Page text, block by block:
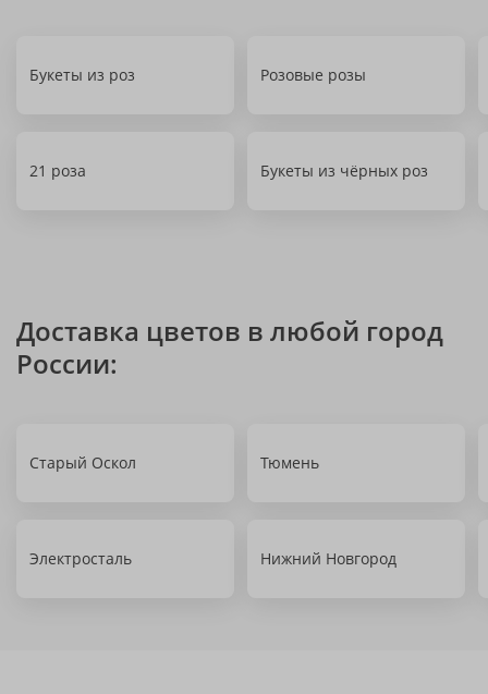
Букеты из роз Розовые розы
21 роза Букеты из чёрных роз
Доставка цветов в любой город
России:
Старый Оскол Тюмень
Электросталь Нижний Новгород